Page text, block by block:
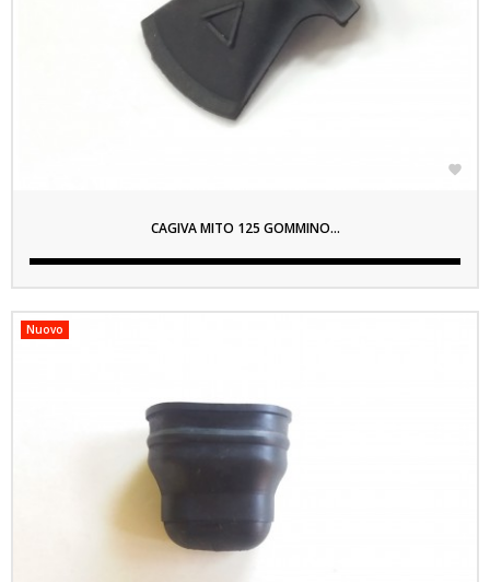

CAGIVA MITO 125 GOMMINO...
Nuovo